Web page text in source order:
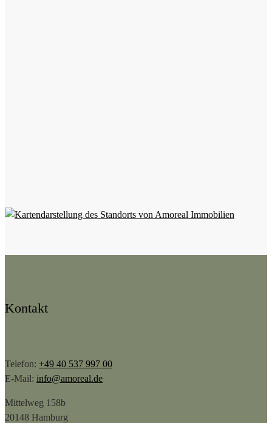
Kontakt
Telefon: +49 40 537 997 00
E-Mail: info@amoreal.de
Mittelweg 158b
20148 Hamburg